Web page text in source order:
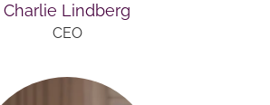
Charlie Lindberg
CEO